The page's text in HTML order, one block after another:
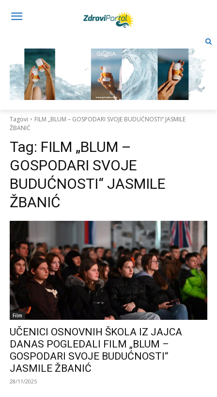
Tagovi
FILM „BLUM – GOSPODARI SVOJE BUDUĆNOSTI“ JASMILE
ŽBANIĆ
Tag: FILM „BLUM –
GOSPODARI SVOJE
BUDUĆNOSTI“ JASMILE
ŽBANIĆ
Film
UČENICI OSNOVNIH ŠKOLA IZ JAJCA
DANAS POGLEDALI FILM „BLUM –
GOSPODARI SVOJE BUDUĆNOSTI“
JASMILE ŽBANIĆ
28/11/2025